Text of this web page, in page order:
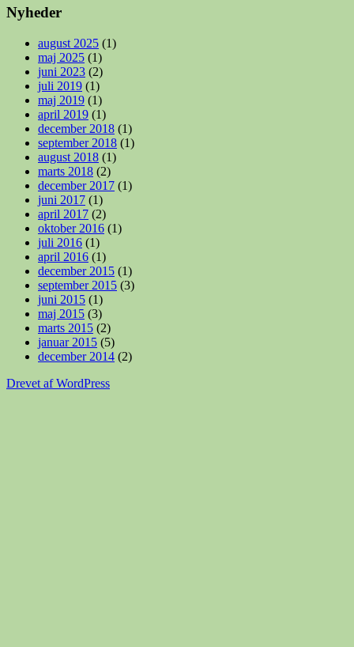
Nyheder
august 2025 (1)
maj 2025 (1)
juni 2023 (2)
juli 2019 (1)
maj 2019 (1)
april 2019 (1)
december 2018 (1)
september 2018 (1)
august 2018 (1)
marts 2018 (2)
december 2017 (1)
juni 2017 (1)
april 2017 (2)
oktober 2016 (1)
juli 2016 (1)
april 2016 (1)
december 2015 (1)
september 2015 (3)
juni 2015 (1)
maj 2015 (3)
marts 2015 (2)
januar 2015 (5)
december 2014 (2)
Drevet af WordPress